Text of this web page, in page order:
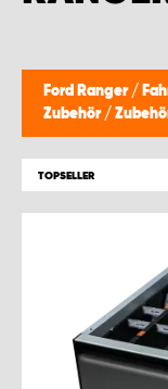
Ford Ranger /
Zubehör /
TOPSELLER